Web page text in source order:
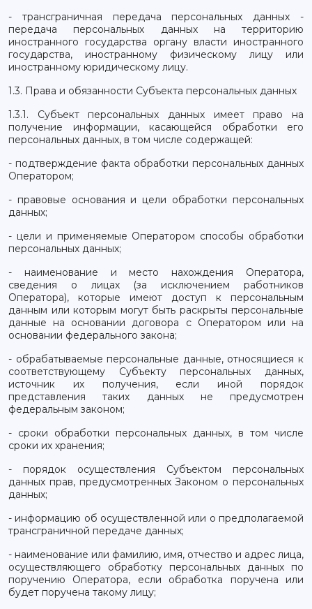
- трансграничная передача персональных данных -
передача персональных данных на территорию
иностранного государства органу власти иностранного
государства, иностранному физическому лицу или
иностранному юридическому лицу.
1.3. Права и обязанности Субъекта персональных данных
1.3.1. Субъект персональных данных имеет право на
получение информации, касающейся обработки его
персональных данных, в том числе содержащей:
- подтверждение факта обработки персональных данных
Оператором;
- правовые основания и цели обработки персональных
данных;
- цели и применяемые Оператором способы обработки
персональных данных;
- наименование и место нахождения Оператора,
сведения о лицах (за исключением работников
Оператора), которые имеют доступ к персональным
данным или которым могут быть раскрыты персональные
данные на основании договора с Оператором или на
основании федерального закона;
- обрабатываемые персональные данные, относящиеся к
соответствующему Субъекту персональных данных,
источник их получения, если иной порядок
представления таких данных не предусмотрен
федеральным законом;
- сроки обработки персональных данных, в том числе
сроки их хранения;
- порядок осуществления Субъектом персональных
данных прав, предусмотренных Законом о персональных
данных;
- информацию об осуществленной или о предполагаемой
трансграничной передаче данных;
- наименование или фамилию, имя, отчество и адрес лица,
осуществляющего обработку персональных данных по
поручению Оператора, если обработка поручена или
будет поручена такому лицу;